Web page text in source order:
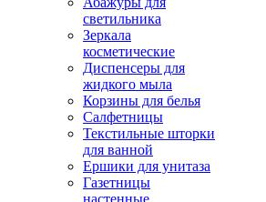
светильника
Зеркала
косметические
Диспенсеры для
жидкого мыла
Корзины для белья
Салфетницы
Текстильные шторки
для ванной
Ершики для унитаза
Газетницы
настенные